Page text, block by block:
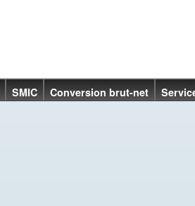
SMIC Conversion brut-net